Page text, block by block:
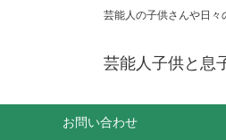
芸能人の子供さんや日々
芸能人子供と息
お問い合わせ